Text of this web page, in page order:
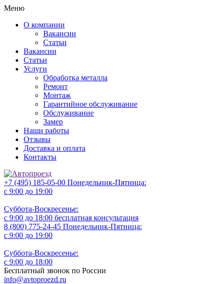
Меню
О компании
Вакансии
Статьи
Вакансии
Статьи
Услуги
Обработка металла
Ремонт
Монтаж
Гарантийное обслуживание
Обслуживание
Замер
Наши работы
Отзывы
Доставка и оплата
Контакты
+7 (495) 185-05-00 Понедельник-Пятница:
с 9:00 до 19:00
Суббота-Воскресенье:
с 9:00 до 18:00 бесплатная консультация
8 (800) 775-24-45 Понедельник-Пятница:
с 9:00 до 19:00
Суббота-Воскресенье:
с 9:00 до 18:00
Бесплатный звонок по России
info@avtoproezd.ru